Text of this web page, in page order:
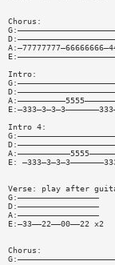
Chorus:
Intro:
Intro 4:
E:
Verse: play after
G:—————————————————
D:—————————————————
A:—————————————————
E:—33——22——00——22 x2
Chorus: